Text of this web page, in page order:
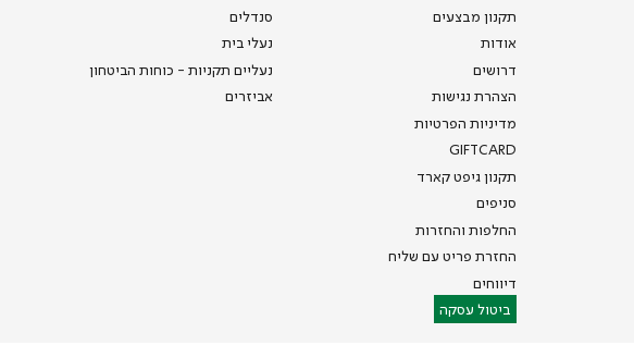
תקנון מבצעים
אודות
דרושים
הצהרת נגישות
מדיניות הפרטיות
GIFTCARD
תקנון גיפט קארד
סניפים
החלפות והחזרות
החזרת פריט עם שליח
דיווחים
ביטול עסקה
סנדלים
נעלי בית
נעליים תקניות - כוחות הביטחון
אביזרים